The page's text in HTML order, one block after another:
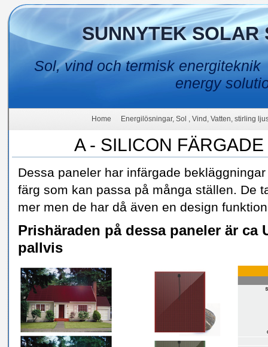
SUNNYTEK SOLAR
Sol, vind och termisk
energy
Home Energilösningar, Sol , Vind, Vatten, stirling
A - SILICON
Dessa paneler har infärgade
färg som kan passa på många ställen. De
mer men de har då även en design
Prishäraden på dessa paneler är ca
pallvis